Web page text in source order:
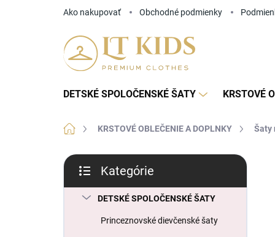
Ako nakupovať Obchodné podmienky
DETSKÉ SPOLOČENSKÉ ŠATY KRSTOVÉ
DomovKRSTOVÉ OBLEČENIE A DOPLNKY Šaty
B
č
kategórie
Kategórie
DETSKÉ SPOLOČENSKÉ ŠATY
Princeznovské dievčenské šaty